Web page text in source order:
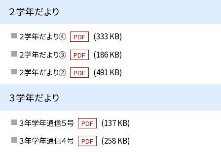
２学年だより
２学年だより④ PDF
(333 KB)
２学年だより③
PDF
(186 KB)
２学年だより②
PDF (491 KB)
３学年だより
３年学年通信５号 PDF
(137 KB)
３年学年通信４号
PDF
(258 KB)